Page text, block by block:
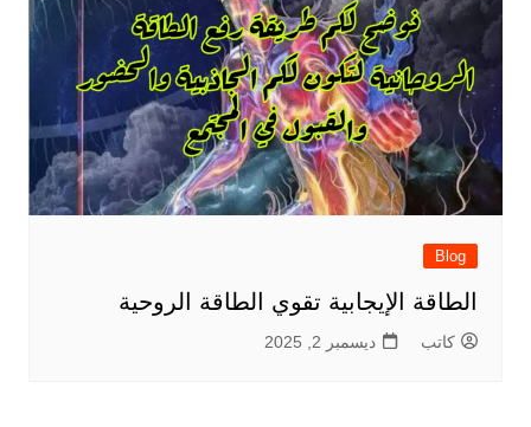
Blog
الطاقة الإيجابية تقوي الطاقة الروحية
كاتب ديسمبر 2, 2025